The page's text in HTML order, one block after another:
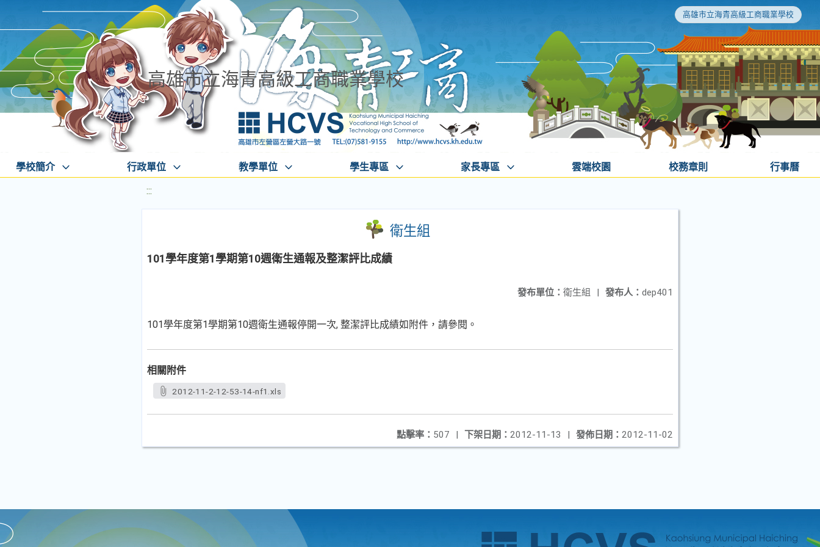
高雄市立海青高級工商職業學校
高雄市立海青高級工商職業學校
學校簡介 行政單位 教學單位 學生專區 家長專區 雲端校園 校務章則 行事曆
:::
衛生組
101學年度第1學期第10週衛生通報及整潔評比成績
發布人： dep401
發布單位： 衛生組 |
101學年度第1學期第10週衛生通報停開一次, 整潔評比成績如附件，請參閱。
相關附件
2012-11-2-12-53-14-nf1.xls
發佈日期： 2012-11-02
下架日期： 2012-11-13 |
點擊率： 507 |